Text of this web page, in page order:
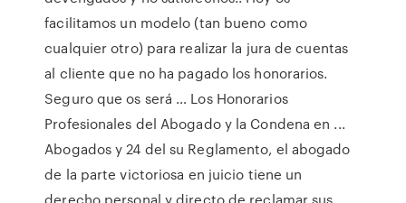
facilitamos un modelo (tan bueno como
cualquier otro) para realizar la jura de cuentas
al cliente que no ha pagado los honorarios.
Seguro que os será … Los Honorarios
Profesionales del Abogado y la Condena en ...
Abogados y 24 del su Reglamento, el abogado
de la parte victoriosa en juicio tiene un
derecho personal y directo de reclamar sus